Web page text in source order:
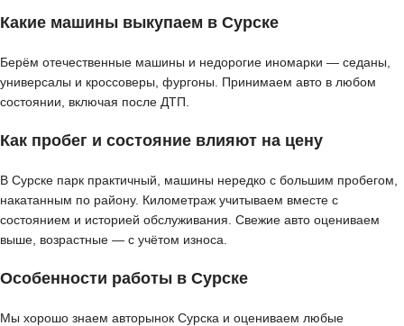
Какие машины выкупаем в Сурске
Берём отечественные машины и недорогие иномарки — седаны,
универсалы и кроссоверы, фургоны. Принимаем авто в любом
состоянии, включая после ДТП.
Как пробег и состояние влияют на цену
В Сурске парк практичный, машины нередко с большим пробегом,
накатанным по району. Километраж учитываем вместе с
состоянием и историей обслуживания. Свежие авто оцениваем
выше, возрастные — с учётом износа.
Особенности работы в Сурске
Мы хорошо знаем авторынок Сурска и оцениваем любые